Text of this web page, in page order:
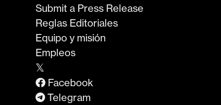
Submit a Press Release
Reglas Editoriales
Equipo y misión
Empleos
𝕏
Facebook
Telegram